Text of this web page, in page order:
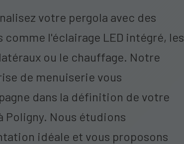
votre pergola avec des
comme l'éclairage LED intégré, les
ou le chauffage. Notre
de menuiserie vous
dans la définition de votre
Poligny. Nous étudions
idéale et vous proposons